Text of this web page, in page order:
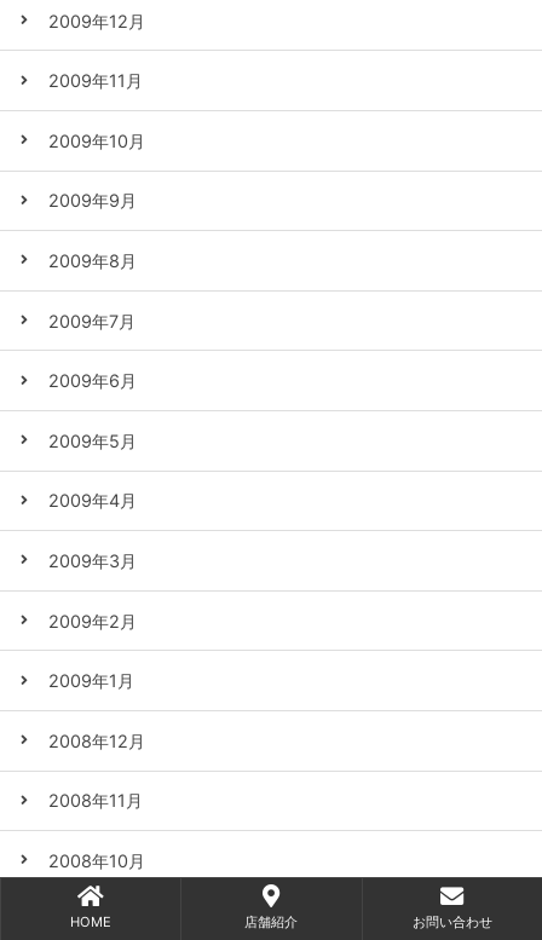
2009年12月
2009年11月
2009年10月
2009年9月
2009年8月
2009年7月
2009年6月
2009年5月
2009年4月
2009年3月
2009年2月
2009年1月
2008年12月
2008年11月
2008年10月
2008年9月
HOME 店舗紹介 お問い合わせ